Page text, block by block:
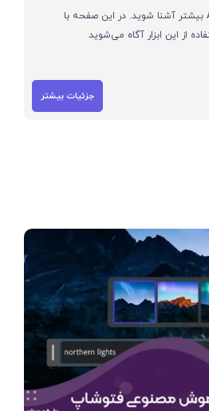
با هوش مصنوعی AI Trailers بیشتر آشنا شوید. در این صفحه با
از این ابزار آگاه می‌شوید
جزئیات بیشتر